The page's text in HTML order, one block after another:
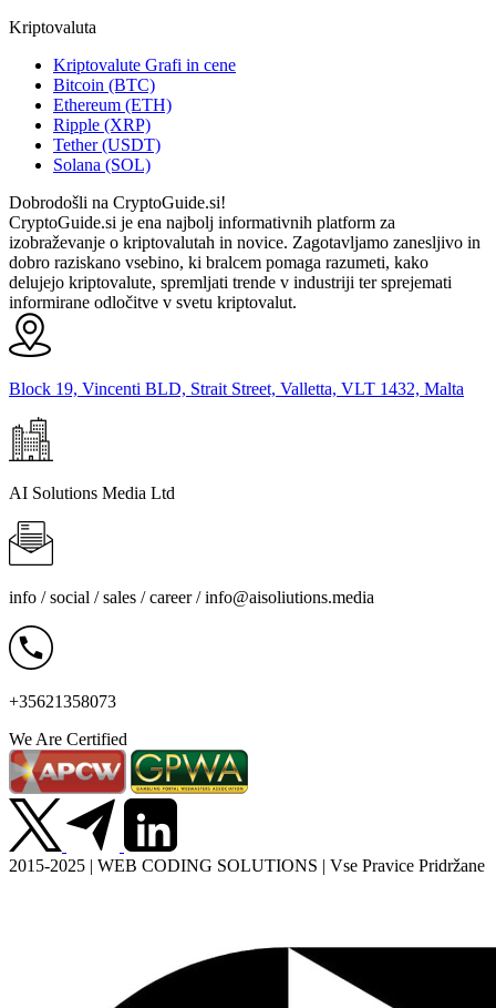
Kriptovaluta
Kriptovalute Grafi in cene
Bitcoin (BTC)
Ethereum (ETH)
Ripple (XRP)
Tether (USDT)
Solana (SOL)
Dobrodošli na CryptoGuide.si!
CryptoGuide.si je ena najbolj informativnih platform za
izobraževanje o kriptovalutah in novice. Zagotavljamo zanesljivo in
dobro raziskano vsebino, ki bralcem pomaga razumeti, kako
delujejo kriptovalute, spremljati trende v industriji ter sprejemati
informirane odločitve v svetu kriptovalut.
Block 19, Vincenti BLD, Strait Street, Valletta, VLT 1432, Malta
AI Solutions Media Ltd
info / social / sales / career /info@aisoliutions.media
+35621358073
We Are Certified
2015-2025 | WEB CODING SOLUTIONS | Vse Pravice Pridržane